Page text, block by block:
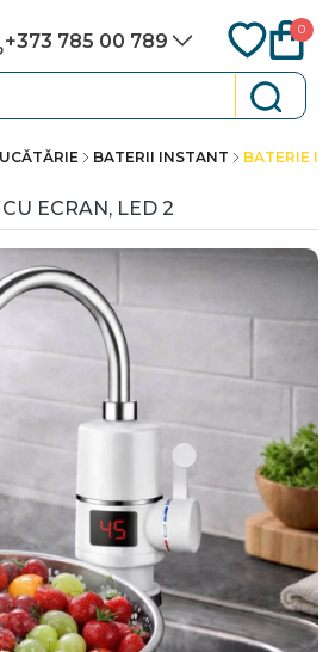
+373 785 00 789
0
BATERII INSTANT BATERIE
ECRAN, LED 2